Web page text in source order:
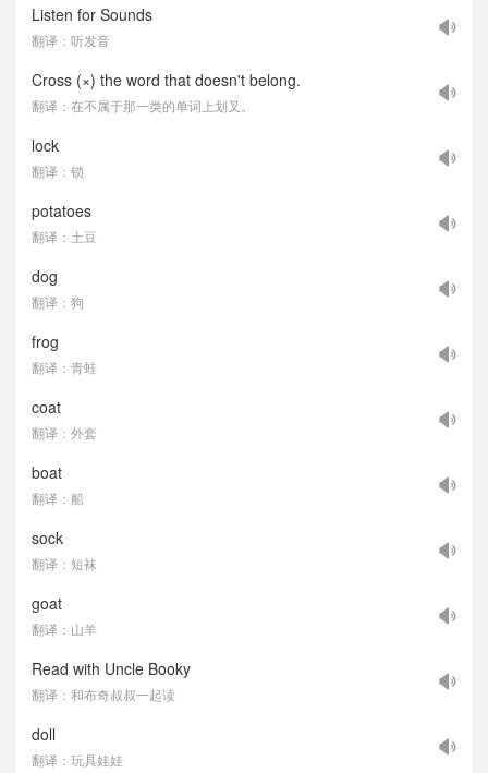
Listen for Sounds
翻译：听发音
Cross (×) the word that doesn't belong.
翻译：在不属于那一类的单词上划叉。
lock
翻译：锁
potatoes
翻译：土豆
dog
翻译：狗
frog
翻译：青蛙
coat
翻译：外套
boat
翻译：船
sock
翻译：短袜
goat
翻译：山羊
Read with Uncle Booky
翻译：和布奇叔叔一起读
doll
翻译：玩具娃娃